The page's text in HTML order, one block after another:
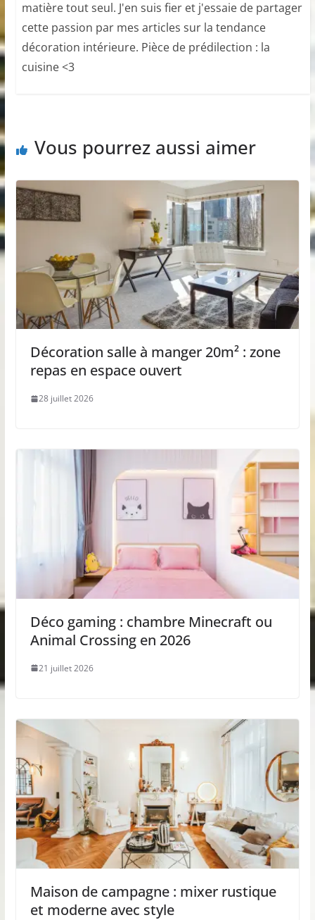
matière tout seul. J'en suis fier et j'essaie de partager
cette passion par mes articles sur la tendance
décoration intérieure. Pièce de prédilection : la
cuisine <3
Vous pourrez aussi aimer
Décoration salle à manger 20m² : zone
repas en espace ouvert
28 juillet 2026
Déco gaming : chambre Minecraft ou
Animal Crossing en 2026
21 juillet 2026
Maison de campagne : mixer rustique
et moderne avec style